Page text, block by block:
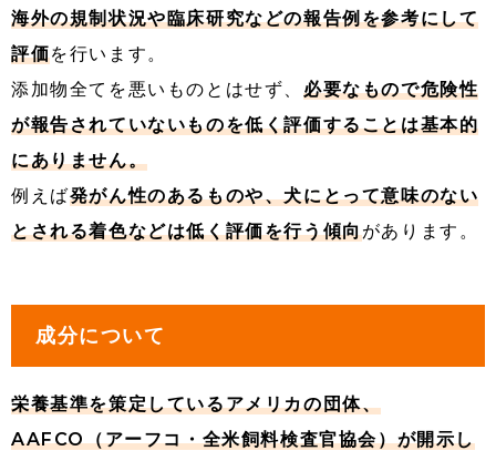
海外の規制状況や臨床研究などの報告例を参考にして
評価を行います。
添加物全てを悪いものとはせず、 必要なもので危険性
が報告されていないものを低く評価することは基本的
にありません。
例えば発がん性のあるものや、犬にとって意味のない
とされる着色などは低く評価を行う傾向があります。
成分について
栄養基準を策定しているアメリカの団体、
AAFCO（アーフコ・全米飼料検査官協会）が開示し